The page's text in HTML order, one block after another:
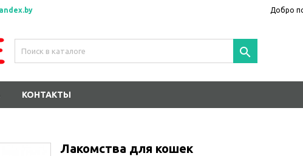
Добро

КОНТАКТЫ
Лакомства для кошек